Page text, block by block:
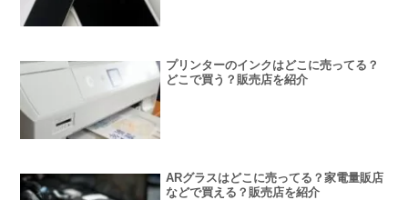
プリンターのインクはどこに売ってる？
どこで買う？販売店を紹介
ARグラスはどこに売ってる？家電量販店
などで買える？販売店を紹介